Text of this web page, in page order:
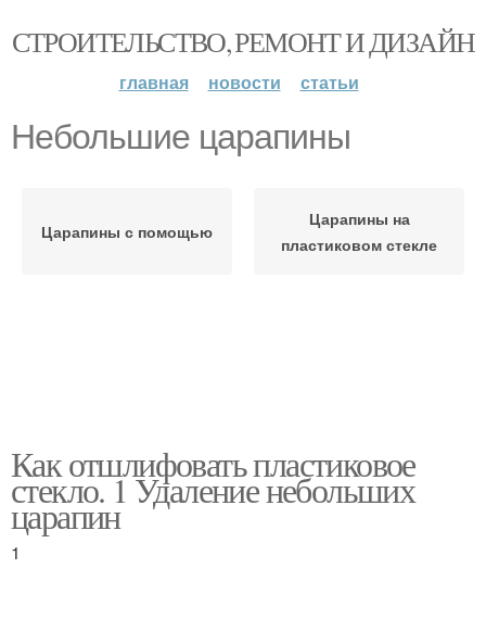
СТРОИТЕЛЬСТВО, РЕМОНТ И ДИЗАЙН
главная новости статьи
Небольшие царапины
Царапины с помощью
Царапины на
пластиковом стекле
Как отшлифовать пластиковое
стекло. 1 Удаление небольших
царапин
1